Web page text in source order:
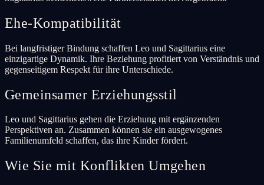
Ehe-Kompatibilität
Bei langfristiger Bindung schaffen Leo und Sagittarius eine
einzigartige Dynamik. Ihre Beziehung profitiert von Verständnis und
gegenseitigem Respekt für ihre Unterschiede.
Gemeinsamer Erziehungsstil
Leo und Sagittarius gehen die Erziehung mit ergänzenden
Perspektiven an. Zusammen können sie ein ausgewogenes
Familienumfeld schaffen, das ihre Kinder fördert.
Wie Sie mit Konflikten Umgehen